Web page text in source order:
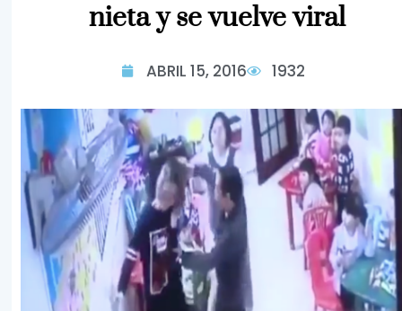
nieta y se vuelve viral
ABRIL 15, 2016 1932